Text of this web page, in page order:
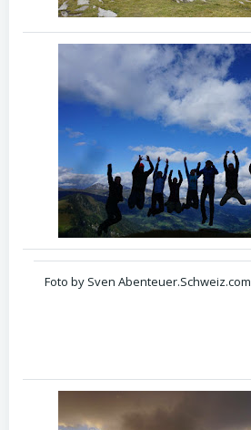
Foto by Sven Abenteuer.Schweiz.com